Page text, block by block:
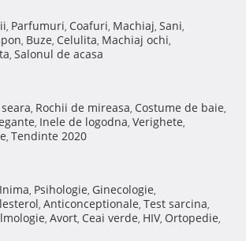
, Parfumuri, Coafuri, Machiaj, Sani,
, Buze, Celulita, Machiaj ochi,
, Salonul de acasa
, Rochii de mireasa, Costume de baie,
, Inele de logodna, Verighete,
, Tendinte 2020
Inima, Psihologie, Ginecologie,
, Anticonceptionale, Test sarcina,
, Avort, Ceai verde, HIV, Ortopedie,